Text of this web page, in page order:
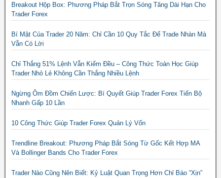
Breakout Hộp Box: Phương Pháp Bắt Trọn Sóng Tăng Dài Hạn Cho
Trader Forex
Bí Mật Của Trader 20 Năm: Chỉ Cần 10 Quy Tắc Để Trade Nhàn Mà
Vẫn Có Lời
Chỉ Thắng 51% Lệnh Vẫn Kiếm Đều – Công Thức Toán Học Giúp
Trader Nhỏ Lẻ Không Cần Thắng Nhiều Lệnh
Ngừng Ôm Đồm Chiến Lược: Bí Quyết Giúp Trader Forex Tiến Bộ
Nhanh Gấp 10 Lần
10 Công Thức Giúp Trader Forex Quản Lý Vốn
Trendline Breakout: Phương Pháp Bắt Sóng Từ Gốc Kết Hợp MA
Và Bollinger Bands Cho Trader Forex
Trader Nào Cũng Nên Biết: Kỷ Luật Quan Trọng Hơn Chỉ Báo “Xịn”